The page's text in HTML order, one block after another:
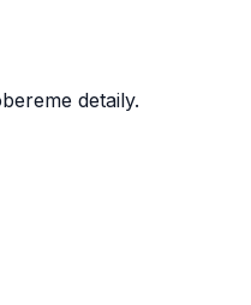
detaily.